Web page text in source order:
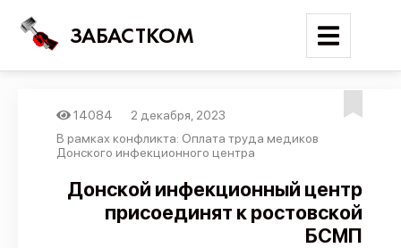
ЗАБАСТКОМ
Войти
Поиск
Новости
14084
2 декабря, 2023
В рамках конфликта: Оплата труда медиков
Донского инфекционного центра
Донской инфекционный центр
присоединят к ростовской
БСМП